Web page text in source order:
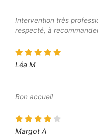
Intervention très
respecté, à
Léa M
Bon accueil
Margot A